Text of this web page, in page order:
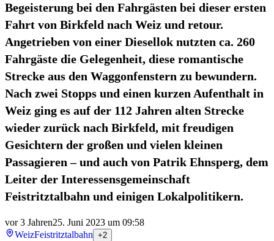
Begeisterung bei den Fahrgästen bei dieser ersten
Fahrt von Birkfeld nach Weiz und retour.
Angetrieben von einer Diesellok nutzten ca. 260
Fahrgäste die Gelegenheit, diese romantische
Strecke aus den Waggonfenstern zu bewundern.
Nach zwei Stopps und einen kurzen Aufenthalt in
Weiz ging es auf der 112 Jahren alten Strecke
wieder zurück nach Birkfeld, mit freudigen
Gesichtern der großen und vielen kleinen
Passagieren – und auch von Patrik Ehnsperg, dem
Leiter der Interessensgemeinschaft
Feistritztalbahn und einigen Lokalpolitikern.
vor 3 Jahren25. Juni 2023 um 09:58
WeizFeistritztalbahn +2